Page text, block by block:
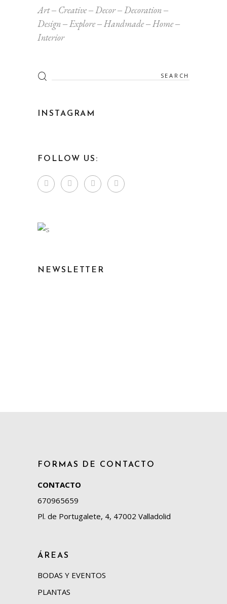
Art Creative Decor
Decoration
Design
Explore Handmade
Home
Interior
Search
for:
INSTAGRAM
FOLLOW US:
NEWSLETTER
FORMAS DE CONTACTO
CONTACTO
670965659
Pl. de Portugalete, 4, 47002 Valladolid
ÁREAS
BODAS Y EVENTOS
PLANTAS